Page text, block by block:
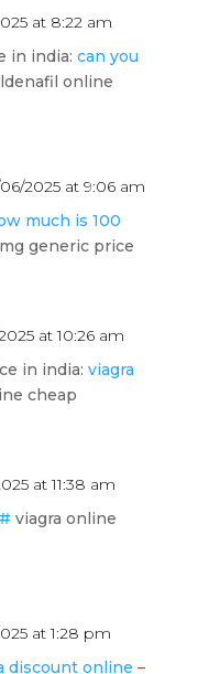
at 8:22 am
in india: can you
online
2025 at 9:06 am
much is 100
generic price
at 10:26 am
in india: viagra
cheap
at 11:38 am
viagra online
at 1:28 pm
discount online –